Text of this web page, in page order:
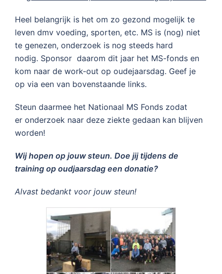
Heel belangrijk is het om zo gezond mogelijk te
leven dmv voeding, sporten, etc. MS is (nog) niet
te genezen, onderzoek is nog steeds hard
nodig. Sponsor daarom dit jaar het MS-fonds en
kom naar de work-out op oudejaarsdag. Geef je
op via een van bovenstaande links.
Steun daarmee het Nationaal MS Fonds zodat
er onderzoek naar deze ziekte gedaan kan blijven
worden!
Wij hopen op jouw steun. Doe jij tijdens de
training op oudjaarsdag een donatie?
Alvast bedankt voor jouw steun!